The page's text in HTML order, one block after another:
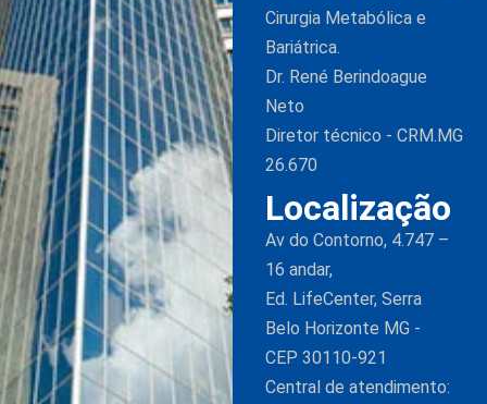
Cirurgia Metabólica e
Bariátrica.
Dr. René Berindoague
Neto
Diretor técnico - CRM.MG
26.670
Localização
Av do Contorno, 4.747 –
16 andar,
Ed. LifeCenter, Serra
Belo Horizonte MG -
CEP 30110-921
Central de atendimento: